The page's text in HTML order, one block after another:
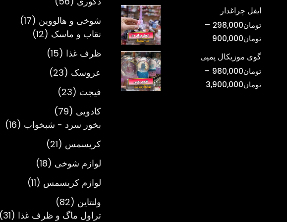
تومان220,000
تومان750,000
ایفل چراغدار
تومان298,000
–
تومان900,000
تومان298,000
تومان900,000
گوی موزیکال پمپی
تومان980,000
–
تومان3,900,000
محصول
شوخی و هالووین 17
17
نقاب و ماسک 12
12
ظرف غذا 15
15
محصول
عروسک 23
23
فیجت 23
23
محصول
کادویی 79
79
محصول
بخور سرد - شبخواب 16
16
کریسمس 21
21
محصول
لوازم شوخی 18
18
محصول
لوازم کریسمس 11
11
ولنتاین 82
82
محصول
تراول ماگ و ظرف غذا 31
31